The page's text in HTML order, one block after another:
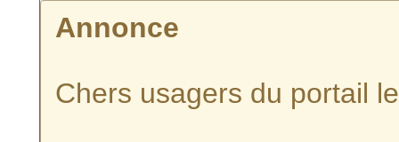
Annonce
Chers usagers du portail